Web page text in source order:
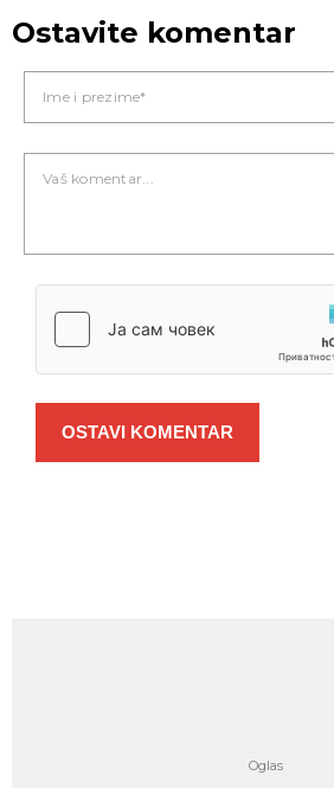
Ostavite komentar
OSTAVI KOMENTAR